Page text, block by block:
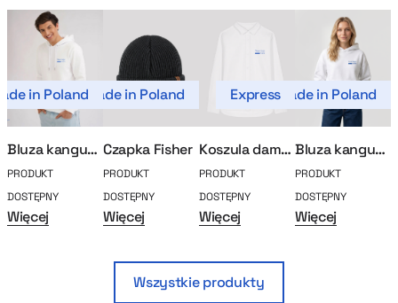
in Poland
Bluza kangurka MerchUp
PRODUKT
DOSTĘPNY
Więcej
Made in Poland
Czapka Fisher
PRODUKT
DOSTĘPNY
Więcej
Express
Koszula damska
PRODUKT
DOSTĘPNY
Więcej
Made in Poland
Bluza kangurka boxy MerchUp
PRODUKT
DOSTĘPNY
Więcej
Wszystkie produkty